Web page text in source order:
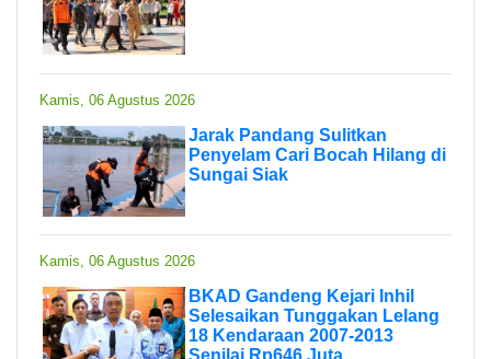
Kamis, 06 Agustus 2026
Jarak Pandang Sulitkan
Penyelam Cari Bocah Hilang di
Sungai Siak
Kamis, 06 Agustus 2026
BKAD Gandeng Kejari Inhil
Selesaikan Tunggakan Lelang
18 Kendaraan 2007-2013
Senilai Rp646 Juta